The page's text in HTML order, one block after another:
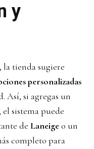
y
tienda sugiere
personalizadas
Así, si agregas un
, el sistema puede
de Laneigeo un
completo para